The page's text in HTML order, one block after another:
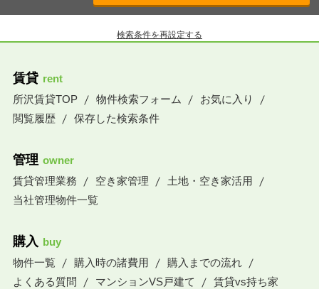
検索条件を再設定する
賃貸 rent
所沢賃貸TOP
物件検索フォーム
お気に入り
閲覧履歴
保存した検索条件
管理 owner
賃貸管理業務
空き家管理
土地・空き家活用
当社管理物件一覧
購入 buy
物件一覧
購入時の諸費用
購入までの流れ
よくある質問
マンションVS戸建て 賃貸vs持ち家